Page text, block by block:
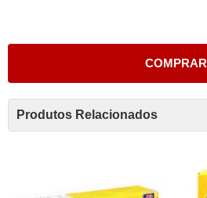
COMPRAR
Produtos Relacionados